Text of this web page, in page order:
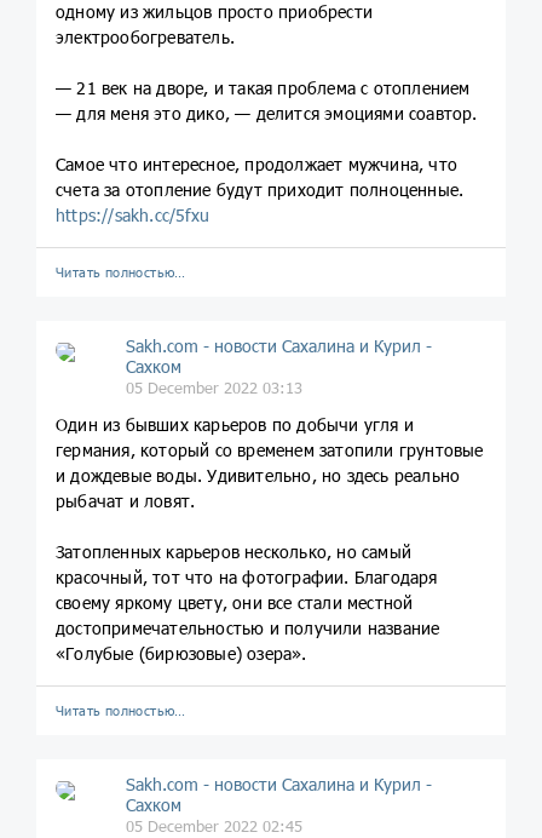
одному из жильцов просто приобрести
электрообогреватель.
— 21 век на дворе, и такая проблема с отоплением
— для меня это дико, — делится эмоциями соавтор.
Самое что интересное, продолжает мужчина, что
счета за отопление будут приходит полноценные.
https://sakh.cc/5fxu
Читать полностью…
Sakh.com - новости Сахалина и Курил -
Сахком
05 December 2022 03:13
Один из бывших карьеров по добычи угля и
германия, который со временем затопили грунтовые
и дождевые воды. Удивительно, но здесь реально
рыбачат и ловят.
Затопленных карьеров несколько, но самый
красочный, тот что на фотографии. Благодаря
своему яркому цвету, они все стали местной
достопримечательностью и получили название
«Голубые (бирюзовые) озера».
Читать полностью…
Sakh.com - новости Сахалина и Курил -
Сахком
05 December 2022 02:45